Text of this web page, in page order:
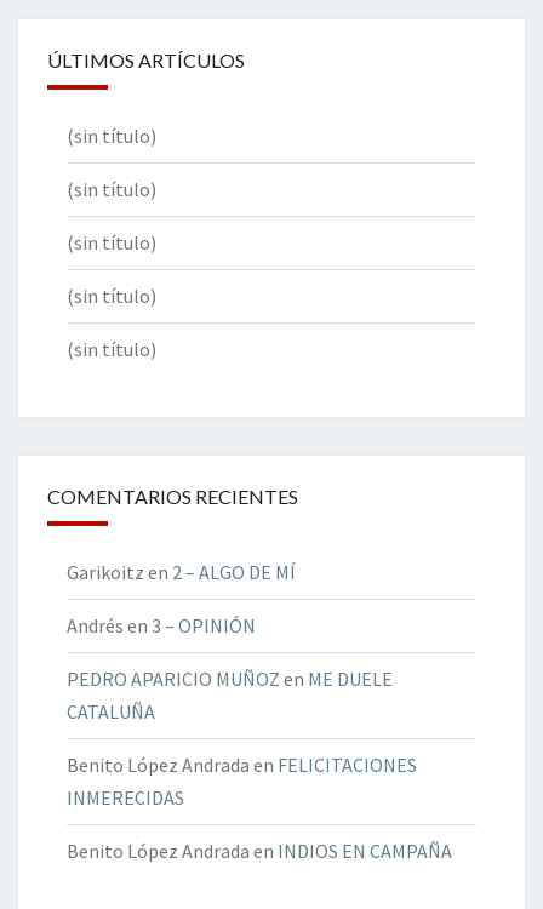
ÚLTIMOS ARTÍCULOS
(sin título)
(sin título)
(sin título)
(sin título)
(sin título)
COMENTARIOS RECIENTES
Garikoitz en 2 – ALGO DE MÍ
Andrés en 3 – OPINIÓN
PEDRO APARICIO MUÑOZ en ME DUELE
CATALUÑA
Benito López Andrada en FELICITACIONES
INMERECIDAS
Benito López Andrada en INDIOS EN CAMPAÑA